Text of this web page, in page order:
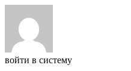
войти в систему